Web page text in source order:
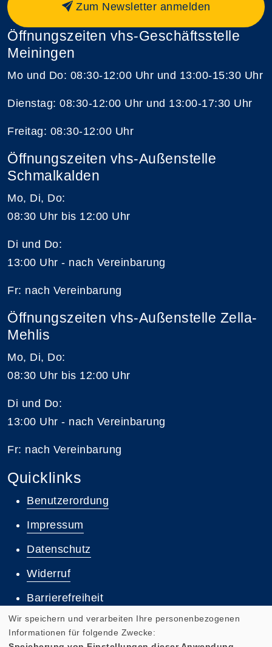
Zum Newsletter anmelden
Öffnungszeiten vhs-Geschäftsstelle
Meiningen
Mo und Do: 08:30-12:00 Uhr und 13:00-15:30 Uhr
Dienstag: 08:30-12:00 Uhr und 13:00-17:30 Uhr
Freitag: 08:30-12:00 Uhr
Öffnungszeiten vhs-Außenstelle
Schmalkalden
Mo, Di, Do:
08:30 Uhr bis 12:00 Uhr
Di und Do:
13:00 Uhr - nach Vereinbarung
Fr: nach Vereinbarung
Öffnungszeiten vhs-Außenstelle Zella-
Mehlis
Mo, Di, Do:
08:30 Uhr bis 12:00 Uhr
Di und Do:
13:00 Uhr - nach Vereinbarung
Fr: nach Vereinbarung
Quicklinks
Benutzerordung
Impressum
Datenschutz
Widerruf
Barrierefreiheit
Wir speichern und verarbeiten Ihre personenbezogenen
Informationen für folgende Zwecke: